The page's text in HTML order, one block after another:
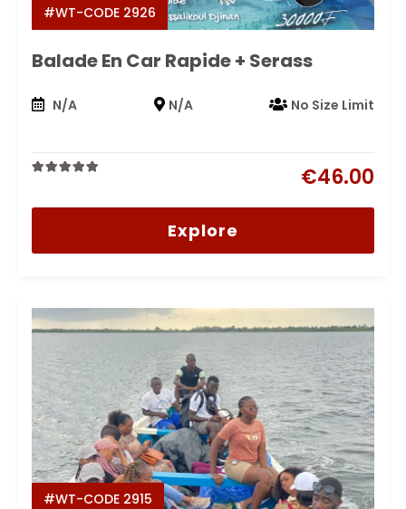
#WT-CODE 2926
Balade En Car Rapide + Serass
N/A N/A No Size Limit
€46.00
out
Explore
#WT-CODE 2915